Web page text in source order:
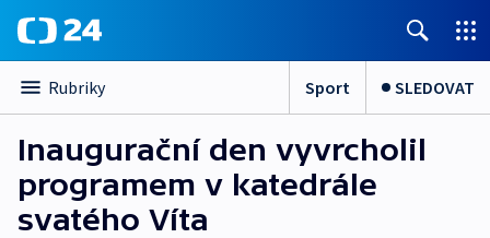
Rubriky Sport SLEDOVAT
Inaugurační den vyvrcholil
programem v katedrále
svatého Víta